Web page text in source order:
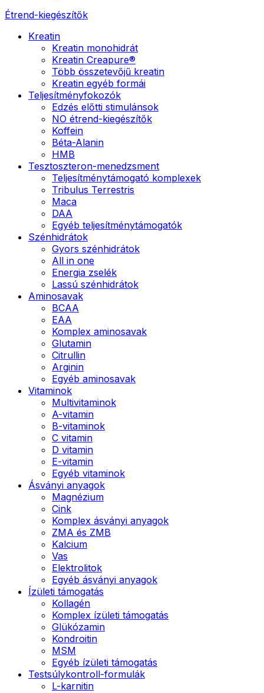
Étrend-kiegészítők
Kreatin
Kreatin monohidrát
Kreatin Creapure®
Több összetevőjű kreatin
Kreatin egyéb formái
Teljesítményfokozók
Edzés előtti stimulánsok
NO étrend-kiegészítők
Koffein
Béta-Alanin
HMB
Tesztoszteron-menedzsment
Teljesítménytámogató komplexek
Tribulus Terrestris
Maca
DAA
Egyéb teljesítménytámogatók
Szénhidrátok
Gyors szénhidrátok
All in one
Energia zselék
Lassú szénhidrátok
Aminosavak
BCAA
EAA
Komplex aminosavak
Glutamin
Citrullin
Arginin
Egyéb aminosavak
Vitaminok
Multivitaminok
A-vitamin
B-vitaminok
C vitamin
D vitamin
E-vitamin
Egyéb vitaminok
Ásványi anyagok
Magnézium
Cink
Komplex ásványi anyagok
ZMA és ZMB
Kalcium
Vas
Elektrolitok
Egyéb ásványi anyagok
Ízületi támogatás
Kollagén
Komplex ízületi támogatás
Glükózamin
Kondroitin
MSM
Egyéb ízületi támogatás
Testsúlykontroll-formulák
L-karnitin